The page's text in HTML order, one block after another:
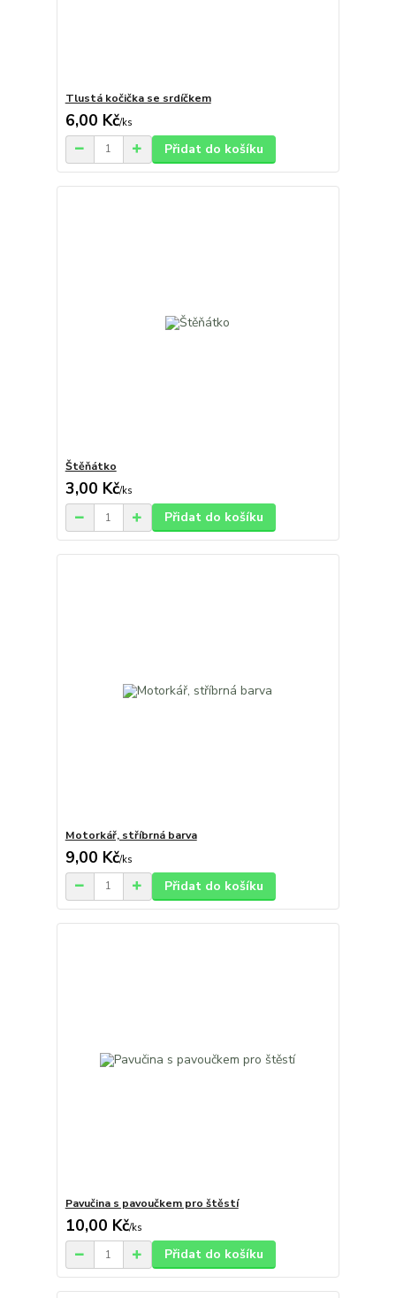
Tlustá kočička se srdíčkem
6,00 Kč/ks
Přidat do košíku
Štěňátko
3,00 Kč/ks
Přidat do košíku
Motorkář, stříbrná barva
9,00 Kč/ks
Přidat do košíku
Pavučina s pavoučkem pro štěstí
10,00 Kč/ks
Přidat do košíku